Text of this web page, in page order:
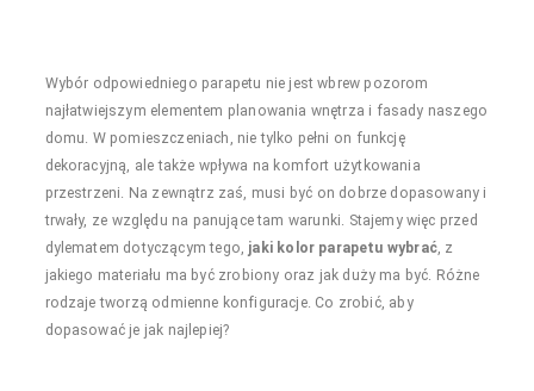
Wybór odpowiedniego parapetu nie jest wbrew pozorom
najłatwiejszym elementem planowania wnętrza i fasady naszego
domu. W pomieszczeniach, nie tylko pełni on funkcję
dekoracyjną, ale także wpływa na komfort użytkowania
przestrzeni. Na zewnątrz zaś, musi być on dobrze dopasowany i
trwały, ze względu na panujące tam warunki. Stajemy więc przed
dylematem dotyczącym tego, jaki kolor parapetu wybrać, z
jakiego materiału ma być zrobiony oraz jak duży ma być. Różne
rodzaje tworzą odmienne konfiguracje. Co zrobić, aby
dopasować je jak najlepiej?